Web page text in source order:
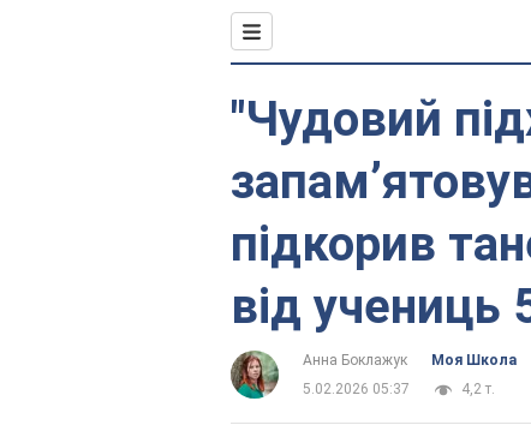
"Чудовий
підкорив
від учениць
Анна Боклажук
Моя Школа
5.02.2026 05:37
4,2 т.